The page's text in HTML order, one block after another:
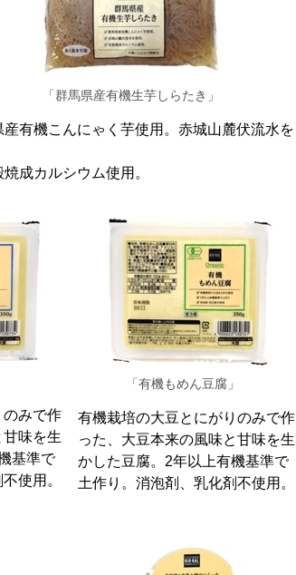
「群馬県産有機生芋しらたき」
産有機こんにゃく芋使用。赤城山麓伏流水を
焼成カルシウム使用。
のみで作
味を生
基準で
使用。
「有機もめん豆腐」
有機栽培の大豆とにがりのみで作
った、大豆本来の風味と甘味を生
かした豆腐。2年以上有機基準で
土作り。消泡剤、乳化剤不使用。